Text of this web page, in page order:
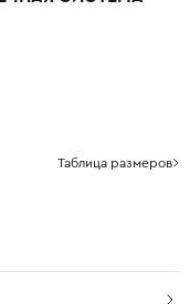
Таблица размеров